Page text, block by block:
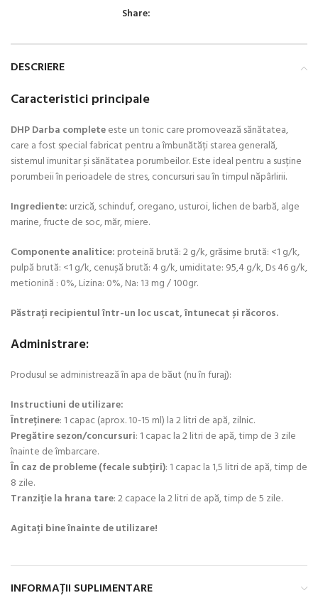
Share:
DESCRIERE
Caracteristici principale
DHPDarba completeeste un tonic care promovează sănătatea,
care a fost special fabricat pentru a îmbunătăți starea generală,
sistemul imunitar și sănătatea porumbeilor.Este ideal pentru a susține
porumbeii în perioadele de stres, concursuri sau în timpul năpârlirii.
Ingrediente: urzică, schinduf, oregano, usturoi, lichen de barbă, alge
marine, fructe de soc, măr, miere.
Componente analitice: proteină brută: 2 g/k, grăsime brută: <1 g/k,
pulpă brută: <1 g/k, cenușă brută: 4 g/k, umiditate: 95,4 g/k, Ds 46 g/k,
metionină : 0%, Lizina: 0%, Na: 13 mg / 100gr.
Păstrați recipientul într-un loc uscat, întunecat și răcoros.
Administrare:
Produsul se administrează în apa de băut (nu în furaj):
Instructiuni de utilizare:
Întreținere: 1 capac (aprox. 10-15 ml) la 2 litri de apă, zilnic.
Pregătire sezon/concursuri: 1 capac la 2 litri de apă, timp de 3 zile
înainte de îmbarcare.
În caz de probleme (fecale subțiri): 1 capac la 1,5 litri de apă, timp de
8 zile.
Tranziție la hrana tare: 2 capace la 2 litri de apă, timp de 5 zile.
Agitați bine înainte de utilizare!
INFORMAȚII SUPLIMENTARE